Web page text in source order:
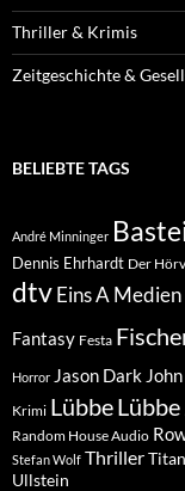
Thriller & Krimis
Zeitgeschichte &
BELIEBTE TAGS
André Minninger
Dennis Ehrhardt Der
dtvEins A Medien
Fantasy Festa
Horror Jason Dark
Krimi Lübbe
Random House Audio
Stefan Wolf Thriller
Ullstein